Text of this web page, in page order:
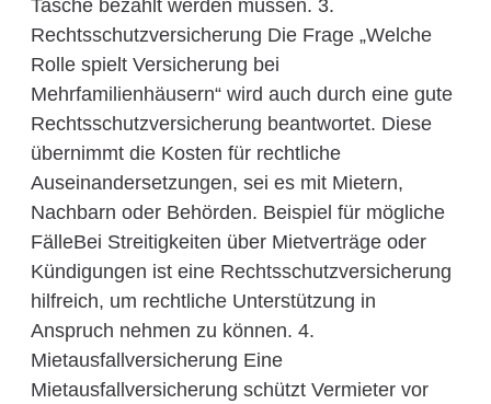
Tasche bezahlt werden müssen. 3.
Rechtsschutzversicherung Die Frage „Welche
Rolle spielt Versicherung bei
Mehrfamilienhäusern“ wird auch durch eine gute
Rechtsschutzversicherung beantwortet. Diese
übernimmt die Kosten für rechtliche
Auseinandersetzungen, sei es mit Mietern,
Nachbarn oder Behörden. Beispiel für mögliche
FälleBei Streitigkeiten über Mietverträge oder
Kündigungen ist eine Rechtsschutzversicherung
hilfreich, um rechtliche Unterstützung in
Anspruch nehmen zu können. 4.
Mietausfallversicherung Eine
Mietausfallversicherung schützt Vermieter vor